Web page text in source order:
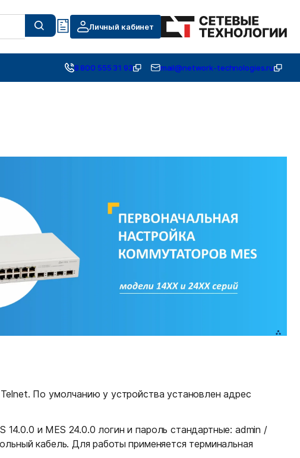
Личный кабинет
8 800 555 31 93 mail@network-technologies.ru
По умолчанию у устройства установлен адрес
и MES 24.0.0 логин и пароль стандартные: admin /
кабель. Для работы применяется терминальная